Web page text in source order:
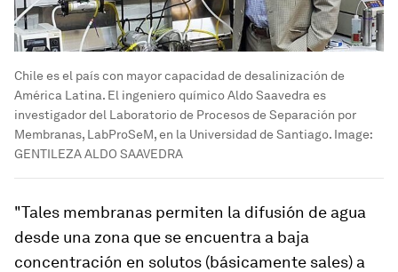
Chile es el país con mayor capacidad de desalinización de
América Latina. El ingeniero químico Aldo Saavedra es
investigador del Laboratorio de Procesos de Separación por
Membranas, LabProSeM, en la Universidad de Santiago. Image:
GENTILEZA ALDO SAAVEDRA
"Tales membranas permiten la difusión de agua
desde una zona que se encuentra a baja
concentración en solutos (básicamente sales) a